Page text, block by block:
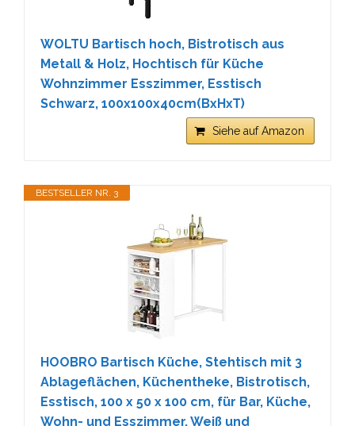
WOLTU Bartisch hoch, Bistrotisch aus
Metall & Holz, Hochtisch für Küche
Wohnzimmer Esszimmer, Esstisch
Schwarz, 100x100x40cm(BxHxT)
Siehe auf Amazon
BESTSELLER NR. 3
HOOBRO Bartisch Küche, Stehtisch mit 3
Ablageflächen, Küchentheke, Bistrotisch,
Esstisch, 100 x 50 x 100 cm, für Bar, Küche,
Wohn- und Esszimmer, Weiß und